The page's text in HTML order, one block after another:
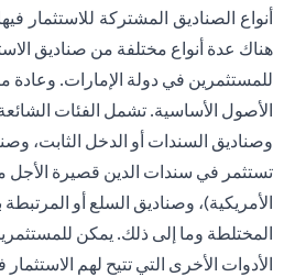
أنواع الصناديق المشتركة للاستثمار
هناك عدة أنواع مختلفة من صناديق
للمستثمرين في دولة الإمارات. وعادة
الأصول الأساسية. تشمل الفئات
وصناديق السندات أو الدخل الثابت،
تستثمر في سندات الدين قصيرة الأجل
الأمريكية)، وصناديق السلع أو المرتبطة
المختلطة وما إلى ذلك. يمكن
الأدوات الأخرى التي تتيح لهم